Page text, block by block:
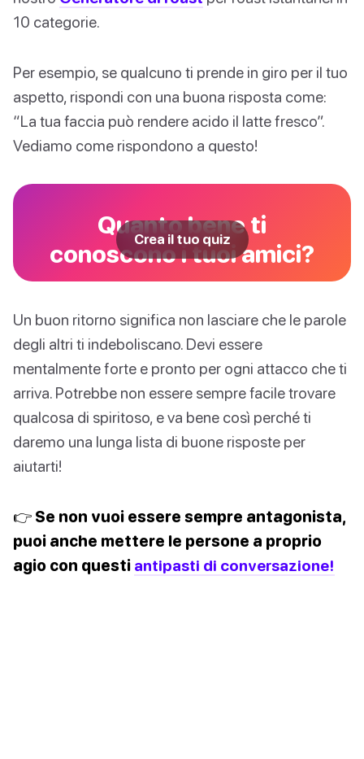
10 categorie.
Per esempio, se qualcuno ti prende in giro per il tuo
aspetto, rispondi con una buona risposta come:
“La tua faccia può rendere acido il latte fresco”.
Vediamo come rispondono a questo!
Quanto bene ti
conoscono i tuoi amici?
Crea il tuo quiz
Un buon ritorno significa non lasciare che le parole
degli altri ti indeboliscano. Devi essere
mentalmente forte e pronto per ogni attacco che ti
arriva. Potrebbe non essere sempre facile trovare
qualcosa di spiritoso, e va bene così perché ti
daremo una lunga lista di buone risposte per
aiutarti!
👉 Se non vuoi essere sempre antagonista,
puoi anche mettere le persone a proprio
agio con questi antipasti di conversazione!